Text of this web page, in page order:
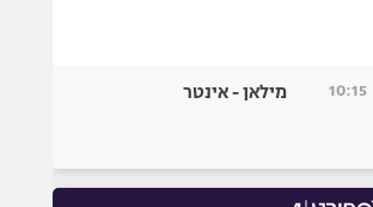
10:15 מילאן - אינטר